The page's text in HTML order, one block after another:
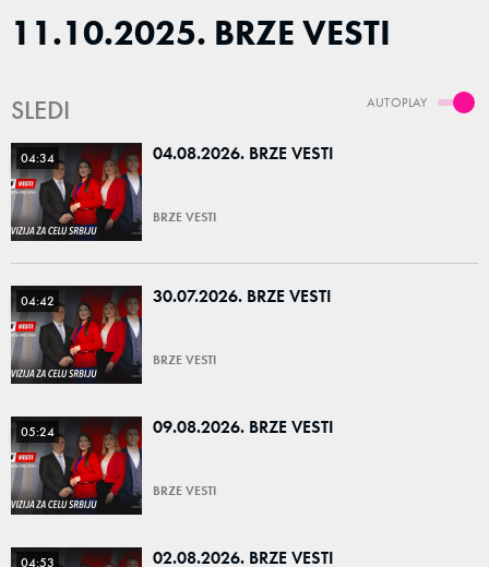
11.10.2025. BRZE VESTI
AUTOPLAY
SLEDI
04:34 04.08.2026. BRZE VESTI
BRZE VESTI
04:42 30.07.2026. BRZE VESTI
BRZE VESTI
05:24 09.08.2026. BRZE VESTI
BRZE VESTI
04:53 02.08.2026. BRZE VESTI